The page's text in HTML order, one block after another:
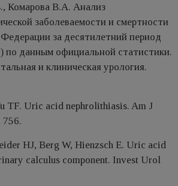
Комарова В.А. Анализ
заболеваемости и смертности
за десятилетний период
по данным официальной статистики.
и клиническая урология.
TF. Uric acid nephrolithiasis. Am J
756.
HJ, Berg W, Hienzsch E. Uric acid
calculus component. Invest Urol